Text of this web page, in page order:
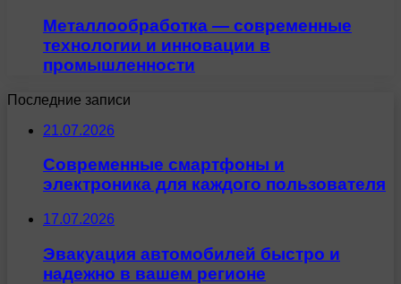
Металлообработка — современные
технологии и инновации в
промышленности
Последние записи
21.07.2026
Современные смартфоны и
электроника для каждого пользователя
17.07.2026
Эвакуация автомобилей быстро и
надежно в вашем регионе